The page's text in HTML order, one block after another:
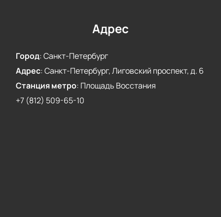
Адрес
Город:Санкт-Петербург
Адрес:Санкт-Петербург, Лиговский проспект, д. 6
Станция метро: Площадь Восстания
+7 (812) 509-65-10